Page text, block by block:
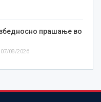
прашање во
07/08/2026